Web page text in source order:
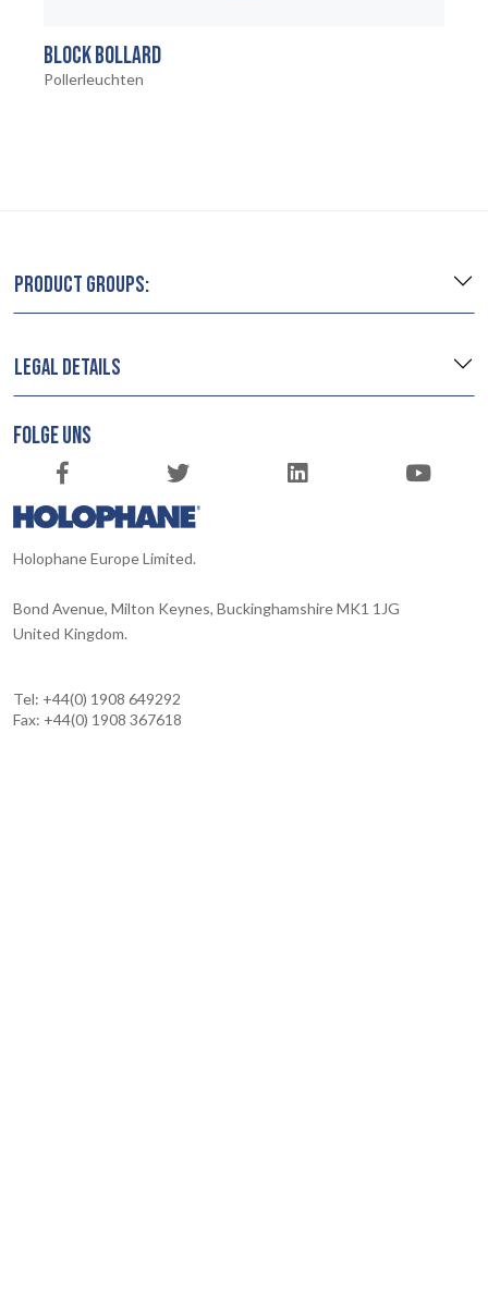
BLOCK BOLLARD
Pollerleuchten
PRODUCT GROUPS:
LEGAL DETAILS
FOLGE UNS
Holophane Europe Limited.
Bond Avenue, Milton Keynes, Buckinghamshire MK1 1JG
United Kingdom.
Tel: +44(0) 1908 649292
Fax: +44(0) 1908 367618